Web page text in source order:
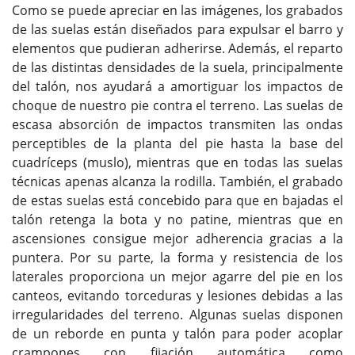
Como se puede apreciar en las imágenes, los grabados
de las suelas están diseñados para expulsar el barro y
elementos que pudieran adherirse. Además, el reparto
de las distintas densidades de la suela, principalmente
del talón, nos ayudará a amortiguar los impactos de
choque de nuestro pie contra el terreno. Las suelas de
escasa absorción de impactos transmiten las ondas
perceptibles de la planta del pie hasta la base del
cuadríceps (muslo), mientras que en todas las suelas
técnicas apenas alcanza la rodilla. También, el grabado
de estas suelas está concebido para que en bajadas el
talón retenga la bota y no patine, mientras que en
ascensiones consigue mejor adherencia gracias a la
puntera. Por su parte, la forma y resistencia de los
laterales proporciona un mejor agarre del pie en los
canteos, evitando torceduras y lesiones debidas a las
irregularidades del terreno. Algunas suelas disponen
de un reborde en punta y talón para poder acoplar